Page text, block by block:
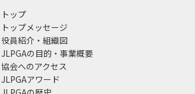
トップ
トップメッセージ
役員紹介・組織図
JLPGAの目的・事業概要
協会へのアクセス
JLPGAアワード